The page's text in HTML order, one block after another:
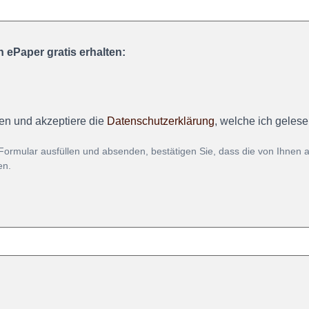
ePaper gratis erhalten:
und akzeptiere die Datenschutzerklärung, welche ich
ausfüllen und absenden, bestätigen Sie, dass die von Ihnen